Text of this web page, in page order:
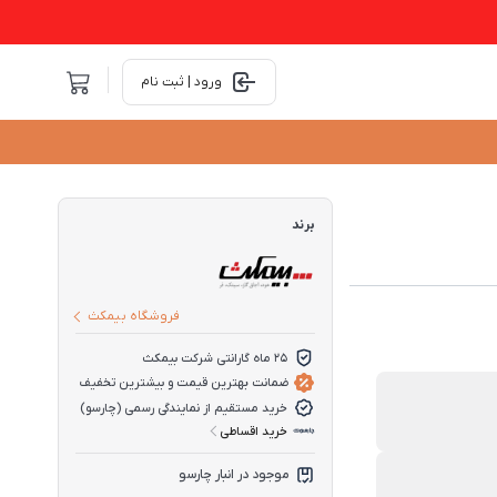
ورود | ثبت نام
برند
فروشگاه بیمکث
25 ماه گارانتی شرکت بیمکث
ضمانت بهترین قیمت و بیشترین تخفیف
خرید مستقیم از نمایندگی رسمی (چارسو)
خرید اقساطی
موجود در انبار چارسو